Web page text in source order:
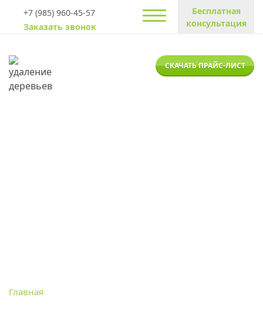
+7 (985) 960-45-57
Заказать звонок
Бесплатная
консультация
СКАЧАТЬ ПРАЙС-ЛИСТ
Главная